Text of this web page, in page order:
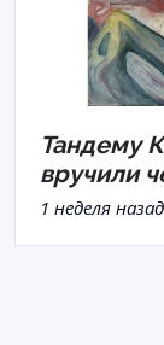
Тандему
вручили
1 неделя